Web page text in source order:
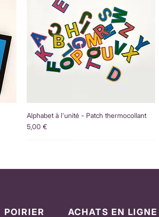
Alphabet à l'unité - Patch thermocollant
Prix
5,00 €
POIRIER ACHATS EN LIGNE